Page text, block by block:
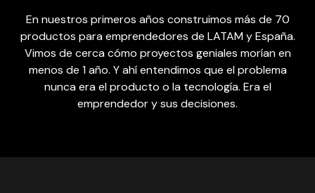
En nuestros primeros años construimos más de 70
productos para emprendedores de LATAM y España.
Vimos de cerca cómo proyectos geniales morían en
menos de 1 año. Y ahí entendimos que el problema
nunca era el producto o la tecnología. Era el
emprendedor y sus decisiones.